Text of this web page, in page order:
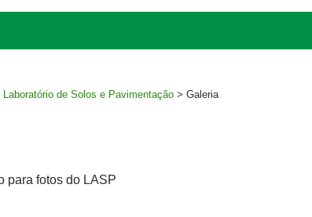
Laboratório de Solos e Pavimentação > Galeria
para fotos do LASP